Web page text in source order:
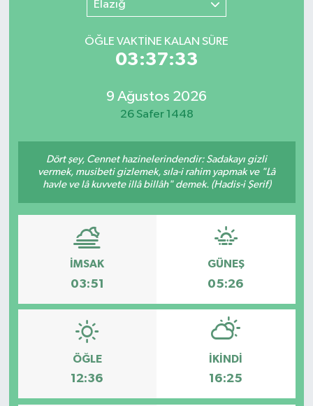
Elazığ
ÖĞLE VAKTİNE KALAN SÜRE
03:37:33
9 Ağustos 2026
26 Safer 1448
Dört şey, Cennet hazinelerindendir: Sadakayı gizli
vermek, musibeti gizlemek, sıla-i rahim yapmak ve "Lâ
havle ve lâ kuvvete illâ billâh" demek. (Hadis-i Şerif)
İMSAK
03:51
GÜNEŞ
05:26
ÖĞLE
12:36
İKINDI
16:25
YARIŞMA/ETKİNLİKLER
MEVZUAT/KARARLAR